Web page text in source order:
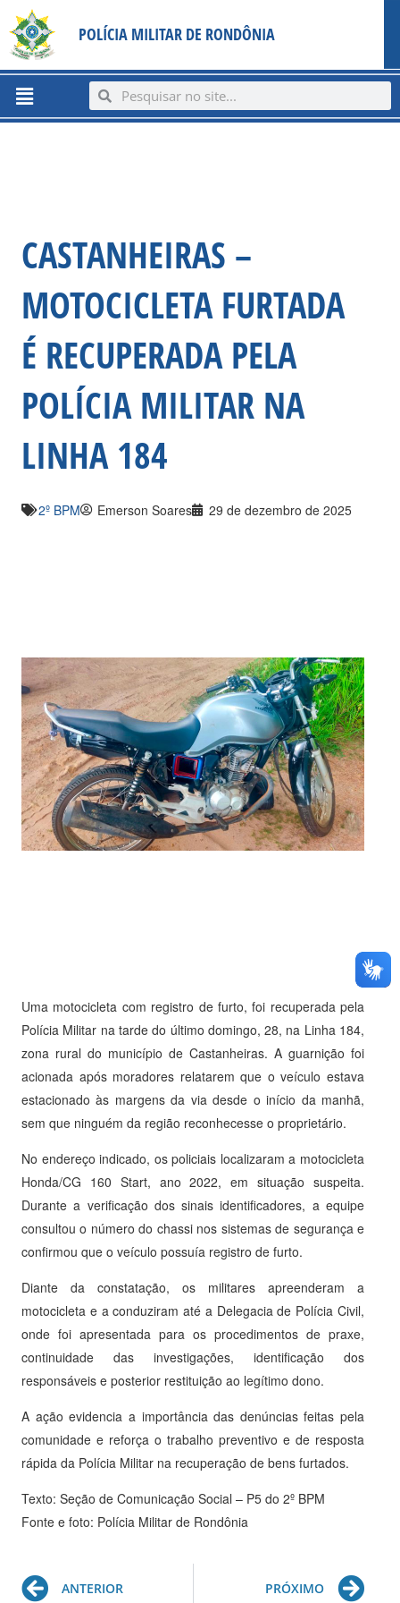
content
para
conteúdo
POLÍCIA MILITAR DE RONDÔNIA
Menu SearchSearch
CASTANHEIRAS –
MOTOCICLETA FURTADA
É RECUPERADA PELA
POLÍCIA MILITAR NA
LINHA 184
2º BPM Emerson Soares 29 de dezembro de 2025
Uma motocicleta com registro de furto, foi recuperada pela
Polícia Militar na tarde do último domingo, 28, na Linha 184,
zona rural do município de Castanheiras. A guarnição foi
acionada após moradores relatarem que o veículo estava
estacionado às margens da via desde o início da manhã,
sem que ninguém da região reconhecesse o proprietário.
No endereço indicado, os policiais localizaram a motocicleta
Honda/CG 160 Start, ano 2022, em situação suspeita.
Durante a verificação dos sinais identificadores, a equipe
consultou o número do chassi nos sistemas de segurança e
confirmou que o veículo possuía registro de furto.
Diante da constatação, os militares apreenderam a
motocicleta e a conduziram até a Delegacia de Polícia Civil,
onde foi apresentada para os procedimentos de praxe,
continuidade das investigações, identificação dos
responsáveis e posterior restituição ao legítimo dono.
A ação evidencia a importância das denúncias feitas pela
comunidade e reforça o trabalho preventivo e de resposta
rápida da Polícia Militar na recuperação de bens furtados.
Texto: Seção de Comunicação Social – P5 do 2º BPM
Fonte e foto: Polícia Militar de Rondônia
Prev
ANTERIOR PRÓXIMO